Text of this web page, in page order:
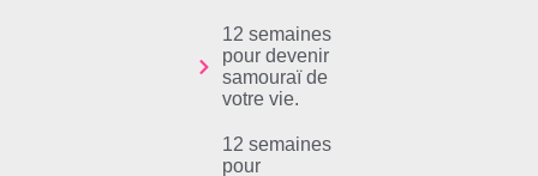
12 semaines
pour devenir
samouraï de
votre vie.
12 semaines
pour